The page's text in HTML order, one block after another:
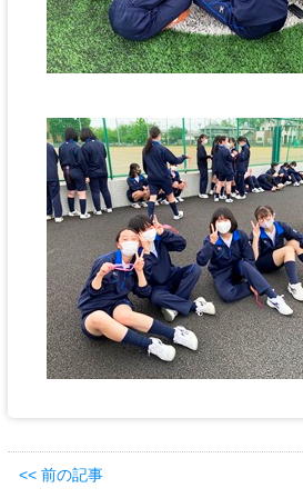
<< 前の記事